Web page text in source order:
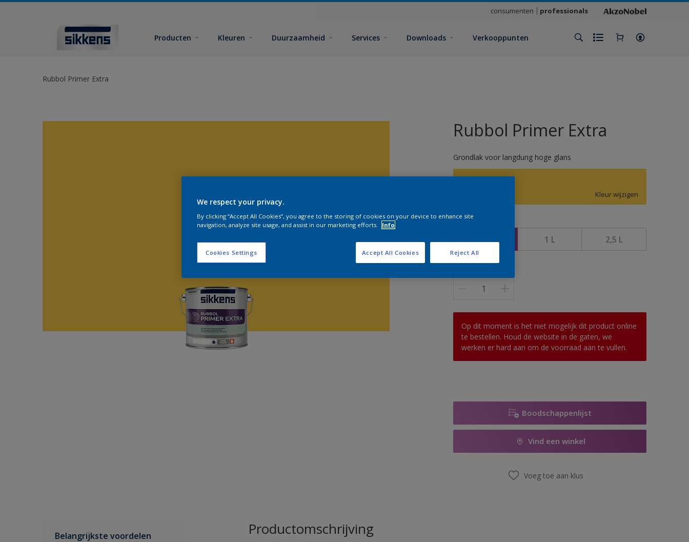
consumenten professionals
Producten Kleuren Duurzaamheid Services Downloads Verkooppunten
Rubbol Primer Extra
Rubbol Primer Extra
Grondlak voor langdurig hoge glans
Kleur wijzigen
0,5 l 1 L 2,5 L
Op dit moment is het niet mogelijk dit product online
te bestellen. Houd de website in de gaten, we
werken er hard aan om de voorraad aan te vullen.
Boodschappenlijst
Vind een winkel
Voeg toe aan klus
Belangrijkste voordelen Productomschrijving
We respect your privacy.
By clicking “Accept All Cookies”, you agree to the storing of cookies on your device to enhance site
navigation, analyze site usage, and assist in our marketing efforts.
Info
Cookies Settings Reject All
Accept All Cookies